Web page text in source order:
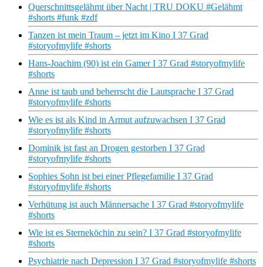
Querschnittsgelähmt über Nacht | TRU DOKU #Gelähmt
#shorts #funk #zdf
Tanzen ist mein Traum – jetzt im Kino I 37 Grad
#storyofmylife #shorts
Hans-Joachim (90) ist ein Gamer I 37 Grad #storyofmylife
#shorts
Anne ist taub und beherrscht die Lautsprache I 37 Grad
#storyofmylife #shorts
Wie es ist als Kind in Armut aufzuwachsen I 37 Grad
#storyofmylife #shorts
Dominik ist fast an Drogen gestorben I 37 Grad
#storyofmylife #shorts
Sophies Sohn ist bei einer Pflegefamilie I 37 Grad
#storyofmylife #shorts
Verhütung ist auch Männersache I 37 Grad #storyofmylife
#shorts
Wie ist es Sterneköchin zu sein? I 37 Grad #storyofmylife
#shorts
Psychiatrie nach Depression I 37 Grad #storyofmylife #shorts